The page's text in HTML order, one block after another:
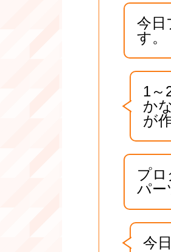
今日
す。
1～
か
が
プ
パー
今